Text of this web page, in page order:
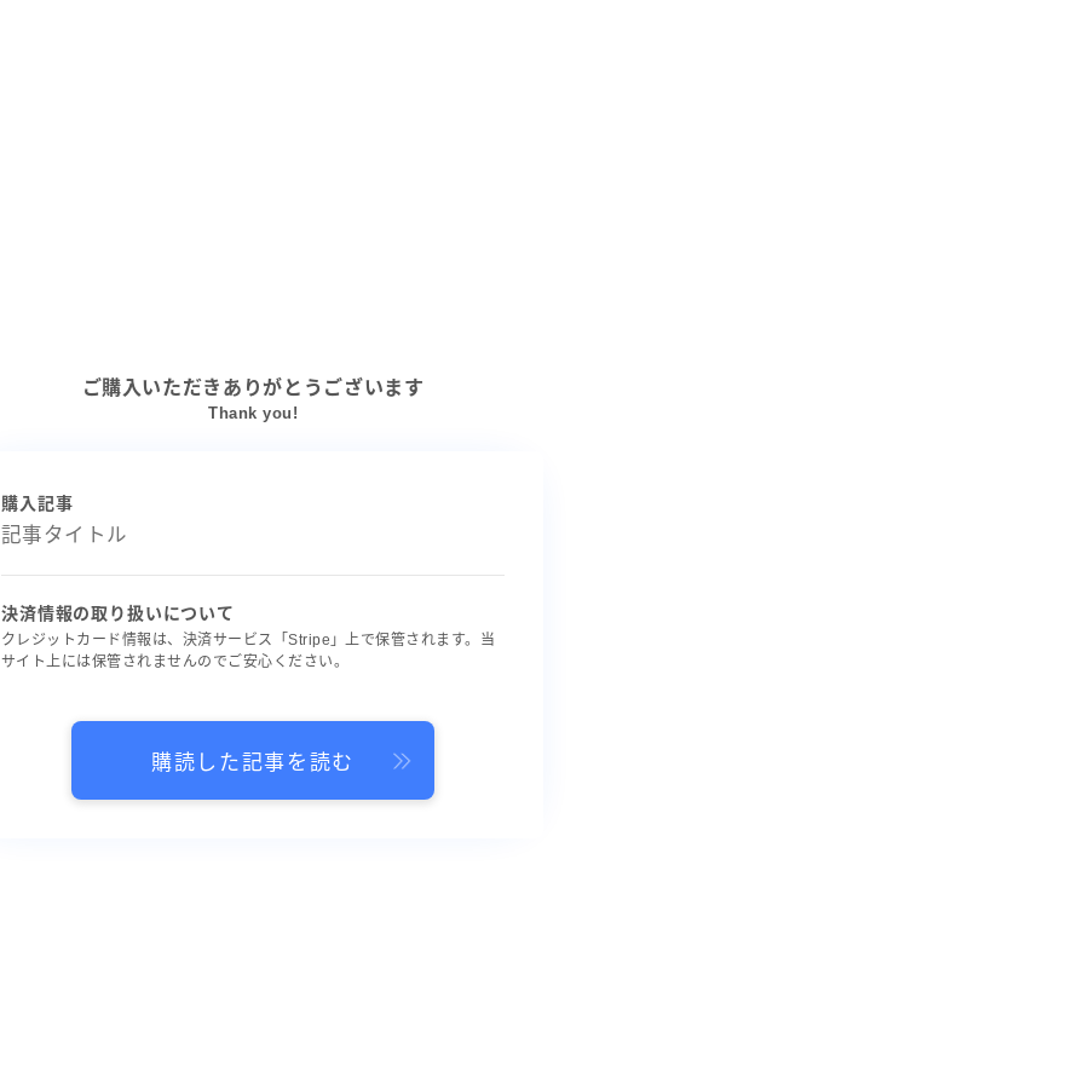
ご購入いただきありがとうございます
Thank you!
購入記事
記事タイトル
決済情報の取り扱いについて
クレジットカード情報は、決済サービス「Stripe」上で保管されます。当
サイト上には保管されませんのでご安心ください。
購読した記事を読む